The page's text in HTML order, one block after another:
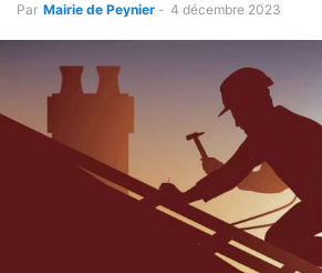
Par Mairie de Peynier - 4 décembre 2023